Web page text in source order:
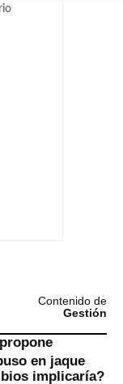
Contenido de
Gestión
en jaque
implicaría?